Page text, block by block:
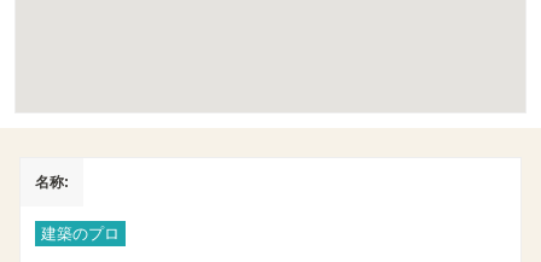
名称
建築のプロ